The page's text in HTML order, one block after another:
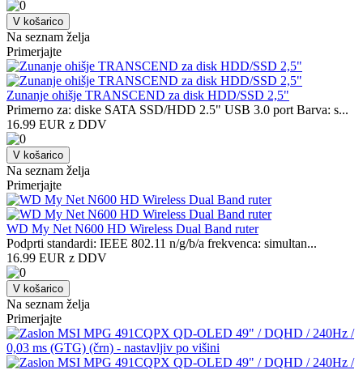
V košarico
Na seznam želja
Primerjajte
Zunanje ohišje TRANSCEND za disk HDD/SSD 2,5"
Primerno za: diske SATA SSD/HDD 2.5" USB 3.0 port Barva: s...
16.99 EUR z DDV
V košarico
Na seznam želja
Primerjajte
WD My Net N600 HD Wireless Dual Band ruter
Podprti standardi: IEEE 802.11 n/g/b/a frekvenca: simultan...
16.99 EUR z DDV
V košarico
Na seznam želja
Primerjajte